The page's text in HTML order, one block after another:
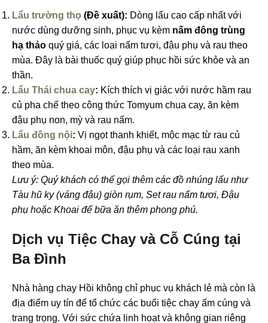
Lẩu trường thọ (Đề xuất): Dòng lẩu cao cấp nhất với
nước dùng dưỡng sinh, phục vụ kèm nấm đông trùng
hạ thảo quý giá, các loại nấm tươi, đậu phụ và rau theo
mùa. Đây là bài thuốc quý giúp phục hồi sức khỏe và an
thần.
Lẩu Thái chua cay: Kích thích vị giác với nước hầm rau
củ pha chế theo công thức Tomyum chua cay, ăn kèm
đậu phụ non, mỳ và rau nấm.
Lẩu đồng nội: Vị ngọt thanh khiết, mộc mạc từ rau củ
hầm, ăn kèm khoai môn, đậu phụ và các loại rau xanh
theo mùa.
Lưu ý: Quý khách có thể gọi thêm các đồ nhúng lẩu như
Tàu hũ ky (váng đậu) giòn rụm, Set rau nấm tươi, Đậu
phụ hoặc Khoai để bữa ăn thêm phong phú.
Dịch vụ Tiệc Chay và Cỗ Cúng tại
Ba Đình
Nhà hàng chay Hồi không chỉ phục vụ khách lẻ mà còn là
địa điểm uy tín để tổ chức các buổi tiệc chay ấm cúng và
trang trọng. Với sức chứa linh hoạt và không gian riêng